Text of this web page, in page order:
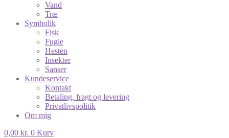
Vand
Træ
Symbolik
Fisk
Fugle
Hesten
Insekter
Sanser
Kundeservice
Kontakt
Betaling, fragt og levering
Privatlivspolitik
Om mig
0,00 kr. 0 Kurv